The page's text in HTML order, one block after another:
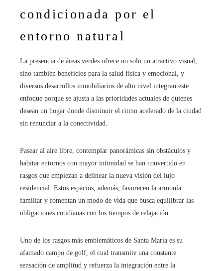
condicionada por el
entorno natural
La presencia de áreas verdes ofrece no solo un atractivo visual,
sino también beneficios para la salud física y emocional, y
diversos desarrollos inmobiliarios de alto nivel integran este
enfoque porque se ajusta a las prioridades actuales de quienes
desean un hogar donde disminuir el ritmo acelerado de la ciudad
sin renunciar a la conectividad.
Pasear al aire libre, contemplar panorámicas sin obstáculos y
habitar entornos con mayor intimidad se han convertido en
rasgos que empiezan a delinear la nueva visión del lujo
residencial. Estos espacios, además, favorecen la armonía
familiar y fomentan un modo de vida que busca equilibrar las
obligaciones cotidianas con los tiempos de relajación.
Uno de los rasgos más emblemáticos de Santa María es su
afamado campo de golf, el cual transmite una constante
sensación de amplitud y refuerza la integración entre la